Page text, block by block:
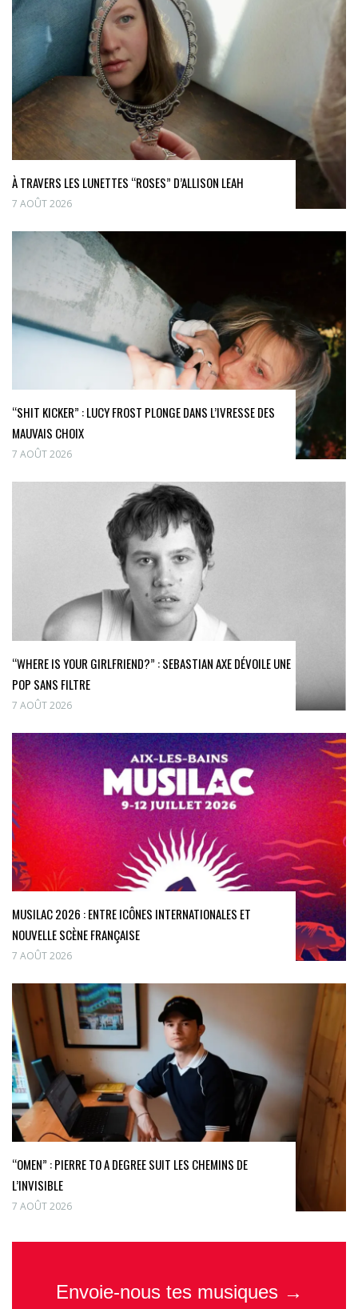
À TRAVERS LES LUNETTES “ROSES” D’ALLISON LEAH
7 AOÛT 2026
“SHIT KICKER” : LUCY FROST PLONGE DANS L’IVRESSE DES
MAUVAIS CHOIX
7 AOÛT 2026
“WHERE IS YOUR GIRLFRIEND?” : SEBASTIAN AXE DÉVOILE UNE
POP SANS FILTRE
7 AOÛT 2026
MUSILAC 2026 : ENTRE ICÔNES INTERNATIONALES ET
NOUVELLE SCÈNE FRANÇAISE
7 AOÛT 2026
“OMEN” : PIERRE TO A DEGREE SUIT LES CHEMINS DE
L’INVISIBLE
7 AOÛT 2026